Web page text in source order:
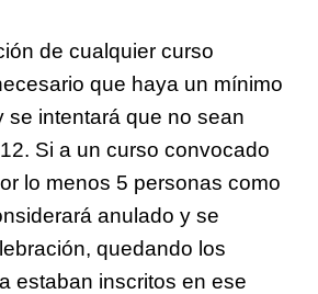
de cualquier curso
que haya un mínimo
se intentará que no sean
Si a un curso convocado
lo menos 5 personas como
anulado y se
quedando los
estaban inscritos en ese